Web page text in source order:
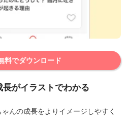
料でダウンロード
がイラストでわかる
んの成長をよりイメージしやすく